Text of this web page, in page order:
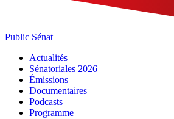
Public Sénat
Actualités
Sénatoriales 2026
Émissions
Documentaires
Podcasts
Programme